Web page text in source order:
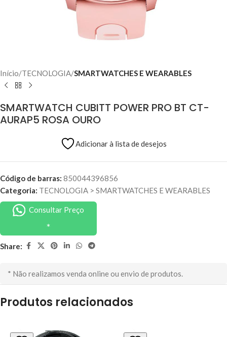
Início TECNOLOGIA SMARTWATCHES E WEARABLES
SMARTWATCH CUBITT POWER PRO BT CT-
AURAP5 ROSA OURO
Adicionar à lista de desejos
Código de barras: 850044396856
Categoria: TECNOLOGIA > SMARTWATCHES E WEARABLES
Consultar Preço
Share:
* Não realizamos venda online ou envio de produtos.
Produtos relacionados